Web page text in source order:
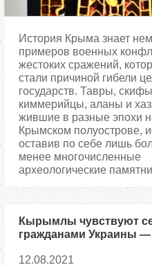
История Крыма знает
примеров военных
жестоких сражений,
стали причиной гибели
государств. Тавры,
киммерийцы, аланы и
жившие в разные эпохи
Крымском полуострове,
оставив по себе лишь
менее многочисленные
археологические
Кырымлы чувствуют
гражданами Украины —
Международному дню
12.08.2021